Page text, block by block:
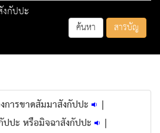
กัปปะ
ค้นหา สารบัญ
ารขาดสัมมาสังกัปปะ
|
ปปะ หรือมิจฉาสังกัปปะ
|